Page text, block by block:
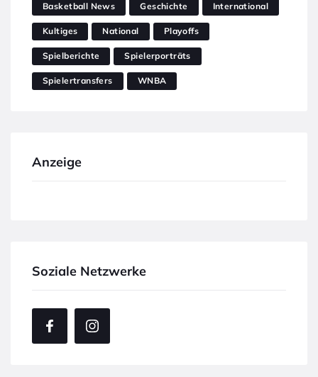
Basketball News Geschichte International
Kultiges National Playoffs
Spielberichte Spielerporträts
Spielertransfers WNBA
Anzeige
Soziale Netzwerke